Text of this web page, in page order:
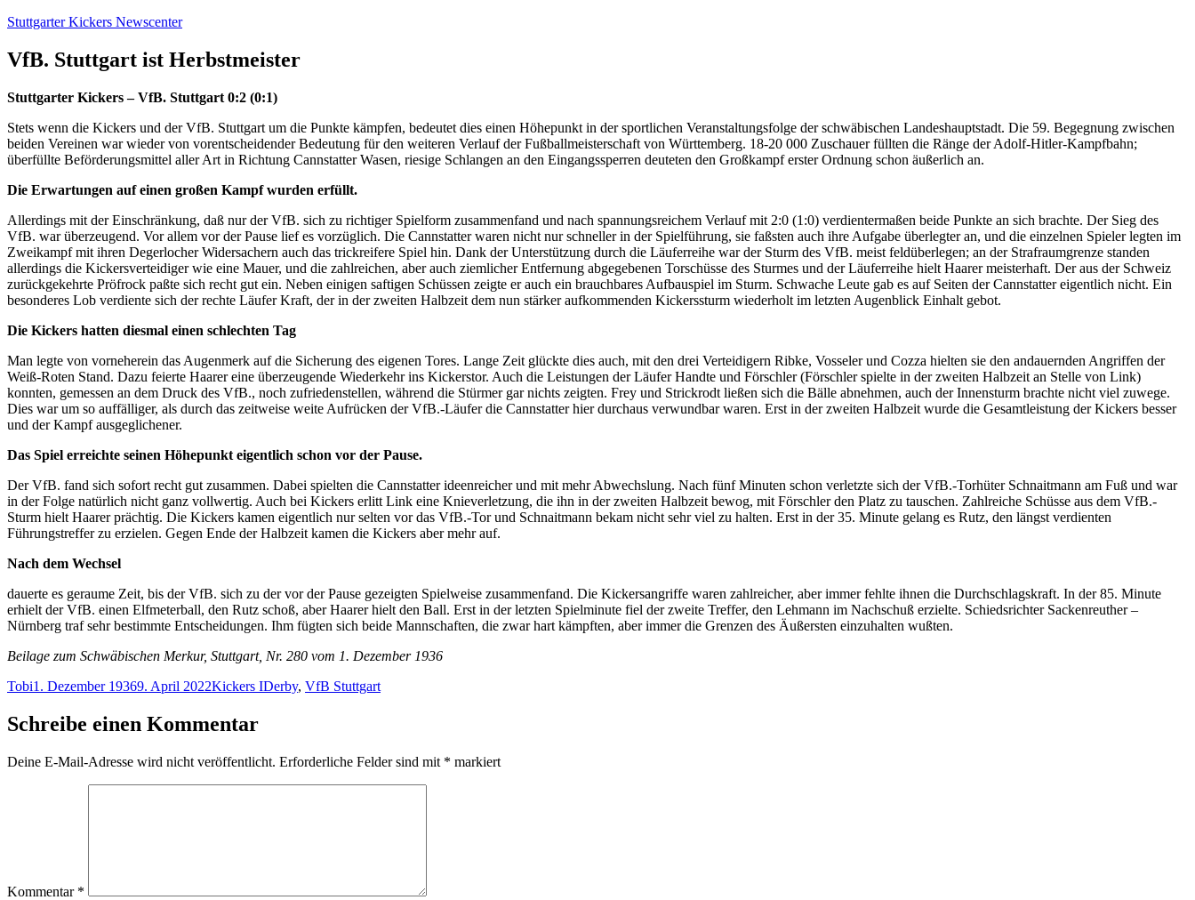
Zum
springen
Stuttgarter Kickers Newscenter
VfB. Stuttgart ist Herbstmeister
Stuttgarter Kickers – VfB. Stuttgart 0:2 (0:1)
Stets wenn die Kickers und der VfB. Stuttgart um die Punkte kämpfen, bedeutet dies einen Höhepunkt in der sportlichen Veranstaltungsfolge der schwäbischen Landeshauptstadt. Die 59. Begegnung zwischen
beiden Vereinen war wieder von vorentscheidender Bedeutung für den weiteren Verlauf der Fußballmeisterschaft von Württemberg. 18-20 000 Zuschauer füllten die Ränge der Adolf-Hitler-Kampfbahn;
überfüllte Beförderungsmittel aller Art in Richtung Cannstatter Wasen, riesige Schlangen an den Eingangssperren deuteten den Großkampf erster Ordnung schon äußerlich an.
Die Erwartungen auf einen großen Kampf wurden erfüllt.
Allerdings mit der Einschränkung, daß nur der VfB. sich zu richtiger Spielform zusammenfand und nach spannungsreichem Verlauf mit 2:0 (1:0) verdientermaßen beide Punkte an sich brachte. Der Sieg des
VfB. war überzeugend. Vor allem vor der Pause lief es vorzüglich. Die Cannstatter waren nicht nur schneller in der Spielführung, sie faßsten auch ihre Aufgabe überlegter an, und die einzelnen Spieler legten im
Zweikampf mit ihren Degerlocher Widersachern auch das trickreifere Spiel hin. Dank der Unterstützung durch die Läuferreihe war der Sturm des VfB. meist feldüberlegen; an der Strafraumgrenze standen
allerdings die Kickersverteidiger wie eine Mauer, und die zahlreichen, aber auch ziemlicher Entfernung abgegebenen Torschüsse des Sturmes und der Läuferreihe hielt Haarer meisterhaft. Der aus der Schweiz
zurückgekehrte Pröfrock paßte sich recht gut ein. Neben einigen saftigen Schüssen zeigte er auch ein brauchbares Aufbauspiel im Sturm. Schwache Leute gab es auf Seiten der Cannstatter eigentlich nicht. Ein
besonderes Lob verdiente sich der rechte Läufer Kraft, der in der zweiten Halbzeit dem nun stärker aufkommenden Kickerssturm wiederholt im letzten Augenblick Einhalt gebot.
Die Kickers hatten diesmal einen schlechten Tag
Man legte von vorneherein das Augenmerk auf die Sicherung des eigenen Tores. Lange Zeit glückte dies auch, mit den drei Verteidigern Ribke, Vosseler und Cozza hielten sie den andauernden Angriffen der
Weiß-Roten Stand. Dazu feierte Haarer eine überzeugende Wiederkehr ins Kickerstor. Auch die Leistungen der Läufer Handte und Förschler (Förschler spielte in der zweiten Halbzeit an Stelle von Link)
konnten, gemessen an dem Druck des VfB., noch zufriedenstellen, während die Stürmer gar nichts zeigten. Frey und Strickrodt ließen sich die Bälle abnehmen, auch der Innensturm brachte nicht viel zuwege.
Dies war um so auffälliger, als durch das zeitweise weite Aufrücken der VfB.-Läufer die Cannstatter hier durchaus verwundbar waren. Erst in der zweiten Halbzeit wurde die Gesamtleistung der Kickers besser
und der Kampf ausgeglichener.
Das Spiel erreichte seinen Höhepunkt eigentlich schon vor der Pause.
Der VfB. fand sich sofort recht gut zusammen. Dabei spielten die Cannstatter ideenreicher und mit mehr Abwechslung. Nach fünf Minuten schon verletzte sich der VfB.-Torhüter Schnaitmann am Fuß und war
in der Folge natürlich nicht ganz vollwertig. Auch bei Kickers erlitt Link eine Knieverletzung, die ihn in der zweiten Halbzeit bewog, mit Förschler den Platz zu tauschen. Zahlreiche Schüsse aus dem VfB.-
Sturm hielt Haarer prächtig. Die Kickers kamen eigentlich nur selten vor das VfB.-Tor und Schnaitmann bekam nicht sehr viel zu halten. Erst in der 35. Minute gelang es Rutz, den längst verdienten
Führungstreffer zu erzielen. Gegen Ende der Halbzeit kamen die Kickers aber mehr auf.
Nach dem Wechsel
dauerte es geraume Zeit, bis der VfB. sich zu der vor der Pause gezeigten Spielweise zusammenfand. Die Kickersangriffe waren zahlreicher, aber immer fehlte ihnen die Durchschlagskraft. In der 85. Minute
erhielt der VfB. einen Elfmeterball, den Rutz schoß, aber Haarer hielt den Ball. Erst in der letzten Spielminute fiel der zweite Treffer, den Lehmann im Nachschuß erzielte. Schiedsrichter Sackenreuther –
Nürnberg traf sehr bestimmte Entscheidungen. Ihm fügten sich beide Mannschaften, die zwar hart kämpften, aber immer die Grenzen des Äußersten einzuhalten wußten.
Beilage zum Schwäbischen Merkur, Stuttgart, Nr. 280 vom 1. Dezember 1936
Autor
TobiVeröffentlicht
1. Dezember 19369. April 2022Kategorien
Kickers ISchlagwörter
Derby, VfB Stuttgart
Schreibe einen Kommentar
Deine E-Mail-Adresse wird nicht veröffentlicht. Erforderliche Felder sind mit * markiert
Kommentar *